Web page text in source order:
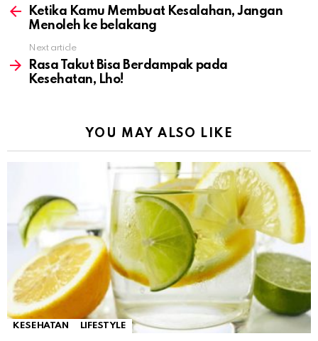
moreKetika Kamu Membuat Kesalahan, Jangan
Menoleh ke belakang
Next article
Rasa Takut Bisa Berdampak pada
Kesehatan, Lho!
YOU MAY ALSO LIKE
KESEHATAN LIFESTYLE